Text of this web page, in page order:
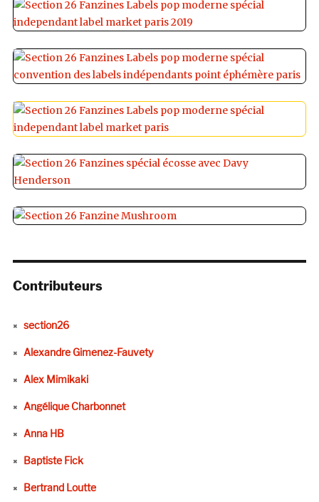
Contributeurs
section26
Alexandre Gimenez-Fauvety
Alex Mimikaki
Angélique Charbonnet
Anna HB
Baptiste Fick
Bertrand Loutte